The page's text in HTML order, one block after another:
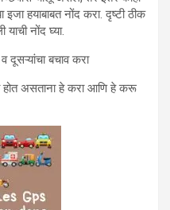
हयाबाबत नोंद करा. दृष्टी ठीक
नोंद घ्या.
दूसऱ्यांचा बचाव करा
होत असताना हे करा आणि हे करू